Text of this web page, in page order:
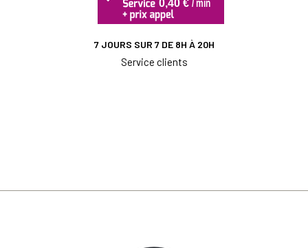
7 JOURS SUR 7 DE 8H À 20H
Service clients